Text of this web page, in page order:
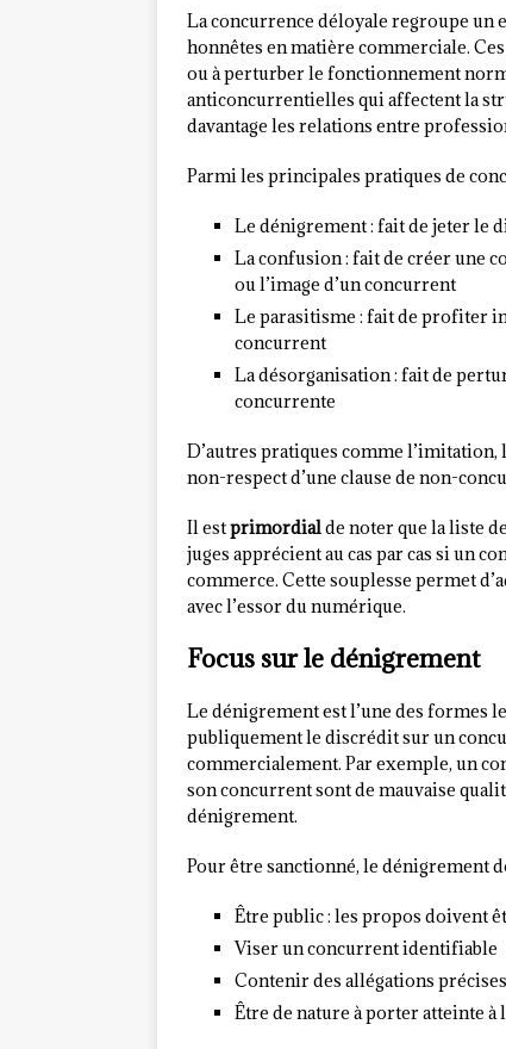
La concurrence déloyale regroupe un
honnêtes en matière commerciale.
ou à perturber le fonctionnement
anticoncurrentielles qui affectent la
davantage les relations entre
Parmi les principales pratiques de
Le dénigrement : fait de jeter le
La confusion : fait de créer une
ou l’image d’un concurrent
Le parasitisme : fait de profiter
concurrent
La désorganisation : fait de
concurrente
D’autres pratiques comme
non-respect d’une clause de non-
Il estprimordialde noter que la liste
juges apprécient au cas par cas si un
commerce. Cette souplesse permet
avec l’essor du numérique.
Focus sur le dénigrement
Le dénigrement est l’une des formes
publiquement le discrédit sur un
commercialement. Par exemple, un
son concurrent sont de mauvaise
dénigrement.
Pour être sanctionné, le dénigrement
Être public : les propos doivent
Viser un concurrent identifiable
Contenir des allégations
Être de nature à porter atteinte